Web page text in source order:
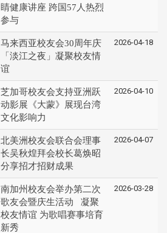
睛健康讲座 跨国57人热烈
参与
马来西亚校友会30周年庆
「淡江之夜」凝聚校友情
谊
2026-04-18
芝加哥校友会支持亚洲跃
动影展《大蒙》展现台湾
文化影响力
2026-04-10
北美洲校友会联合会理事
长吴秋煌拜会校长葛焕昭
分享招才招财成果
2026-04-07
南加州校友会举办第二次
歌友会暨庆生活动 凝聚
校友情谊 为歌唱赛事培育
新秀
2026-03-28